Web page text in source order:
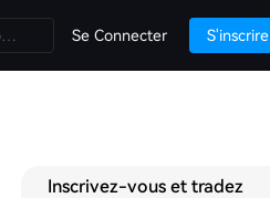
Se Connecter S'inscrire
Inscrivez-vous et tradez